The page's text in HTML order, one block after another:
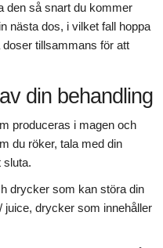
den så snart du kommer
nästa dos, i vilket fall hoppa
tillsammans för att
din behandling
produceras i magen och
du röker, tala med din
sluta.
drycker som kan störa din
drycker som innehåller